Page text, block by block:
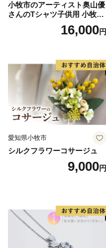
小牧市のアーティスト奥山優
さんのTシャツ子供用 小牧市
16,000円
愛知県小牧市
シルクフラワーコサージュ
9,000円